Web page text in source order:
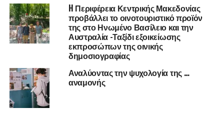
H Περιφέρεια Κεντρικής Μακεδονίας
προβάλλει το οινοτουριστικό προϊόν
της στο Ηνωμένο Βασίλειο και την
Αυστραλία -Ταξίδι εξοικείωσης
εκπροσώπων της οινικής
δημοσιογραφίας
Αναλύοντας την ψυχολογία της …
αναμονής